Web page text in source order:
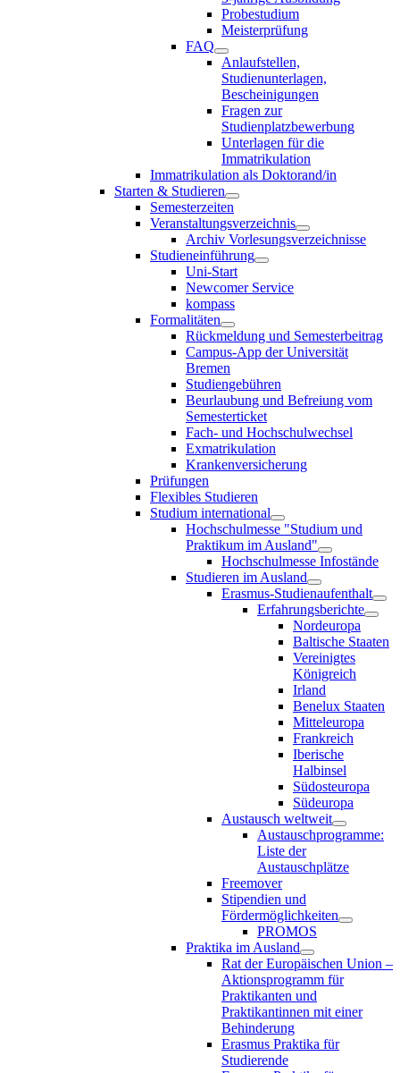
Probestudium
Meisterprüfung
FAQ
Anlaufstellen,
Studienunterlagen,
Bescheinigungen
Fragen zur
Studienplatzbewerbung
Unterlagen für die
Immatrikulation
Immatrikulation als Doktorand/in
Starten & Studieren
Semesterzeiten
Veranstaltungsverzeichnis
Archiv Vorlesungsverzeichnisse
Studieneinführung
Uni-Start
Newcomer Service
kompass
Formalitäten
Rückmeldung und Semesterbeitrag
Campus-App der Universität
Bremen
Studiengebühren
Beurlaubung und Befreiung vom
Semesterticket
Fach- und Hochschulwechsel
Exmatrikulation
Krankenversicherung
Prüfungen
Flexibles Studieren
Studium international
Hochschulmesse "Studium und
Praktikum im Ausland"
Hochschulmesse Infostände
Studieren im Ausland
Erasmus-Studienaufenthalt
Erfahrungsberichte
Nordeuropa
Baltische Staaten
Vereinigtes
Königreich
Irland
Benelux Staaten
Mitteleuropa
Frankreich
Iberische
Halbinsel
Südosteuropa
Südeuropa
Austausch weltweit
Austauschprogramme:
Liste der
Austauschplätze
Freemover
Stipendien und
Fördermöglichkeiten
PROMOS
Praktika im Ausland
Rat der Europäischen Union –
Aktionsprogramm für
Praktikanten und
Praktikantinnen mit einer
Behinderung
Erasmus Praktika für
Studierende